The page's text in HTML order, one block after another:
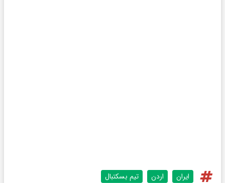
ایران اردن تیم بسکتبال